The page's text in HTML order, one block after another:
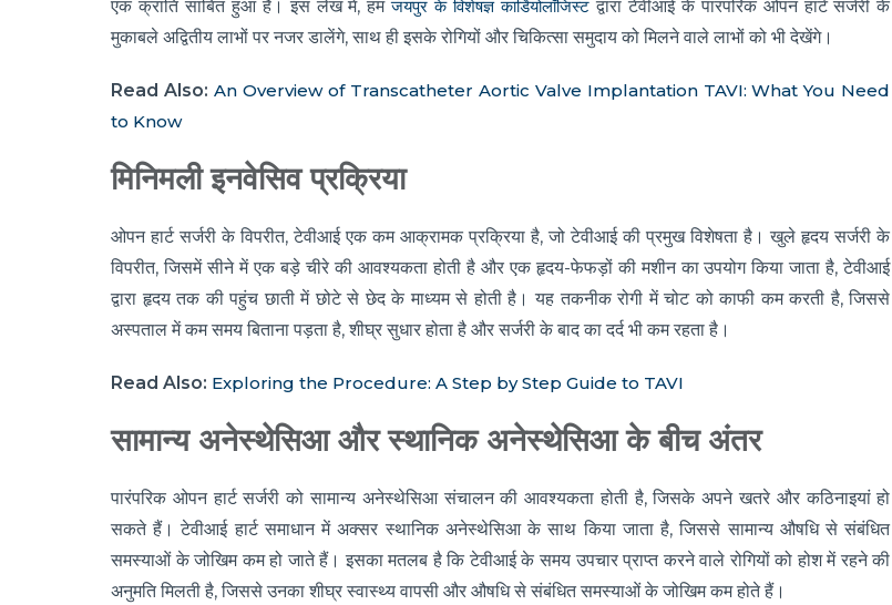
एक क्रांति साबित हुआ है। इस लेख में, हमजयपुर के विशेषज्ञ कार्डियोलॉजिस्टद्वारा टेवीआई के पारंपरिक ओपन हार्ट सर्जरी के
मुकाबले अद्वितीय लाभों पर नजर डालेंगे, साथ ही इसके रोगियों और चिकित्सा समुदाय को मिलने वाले लाभों को भी देखेंगे।
Read Also: An Overview of Transcatheter Aortic Valve Implantation TAVI: What You Need
to Know
मिनिमली इनवेसिव प्रक्रिया
ओपन हार्ट सर्जरी के विपरीत, टेवीआई एक कम आक्रामक प्रक्रिया है, जो टेवीआई की प्रमुख विशेषता है। खुले हृदय सर्जरी के
विपरीत, जिसमें सीने में एक बड़े चीरे की आवश्यकता होती है और एक हृदय-फेफड़ों की मशीन का उपयोग किया जाता है, टेवीआई
द्वारा हृदय तक की पहुंच छाती में छोटे से छेद के माध्यम से होती है। यह तकनीक रोगी में चोट को काफी कम करती है, जिससे
अस्पताल में कम समय बिताना पड़ता है, शीघ्र सुधार होता है और सर्जरी के बाद का दर्द भी कम रहता है।
Read Also: Exploring the Procedure: A Step by Step Guide to TAVI
सामान्य अनेस्थेसिआ और स्थानिक अनेस्थेसिआ के बीच अंतर
पारंपरिक ओपन हार्ट सर्जरी को सामान्य अनेस्थेसिआ संचालन की आवश्यकता होती है, जिसके अपने खतरे और कठिनाइयां हो
सकते हैं। टेवीआई हार्ट समाधान में अक्सर स्थानिक अनेस्थेसिआ के साथ किया जाता है, जिससे सामान्य औषधि से संबंधित
समस्याओं के जोखिम कम हो जाते हैं। इसका मतलब है कि टेवीआई के समय उपचार प्राप्त करने वाले रोगियों को होश में रहने की
अनुमति मिलती है, जिससे उनका शीघ्र स्वास्थ्य वापसी और औषधि से संबंधित समस्याओं के जोखिम कम होते हैं।